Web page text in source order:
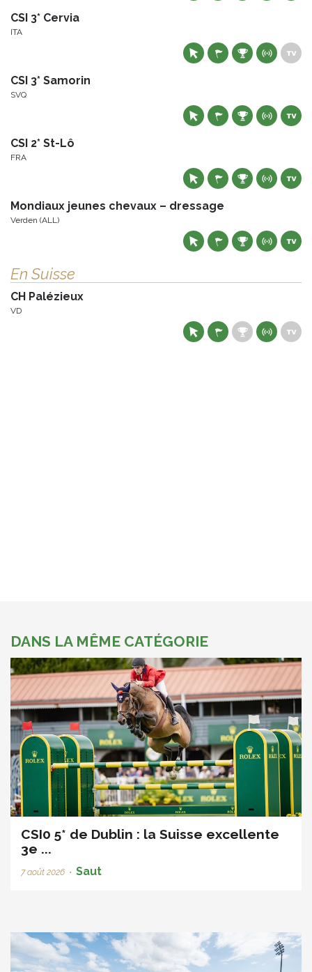
CSI 3* Cervia
ITA
CSI 3* Samorin
SVQ
CSI 2* St-Lô
FRA
Mondiaux jeunes chevaux – dressage
Verden (ALL)
En Suisse
CH Palézieux
VD
DANS LA MÊME CATÉGORIE
CSI0 5* de Dublin : la Suisse excellente
3e ...
7 août 2026 • Saut